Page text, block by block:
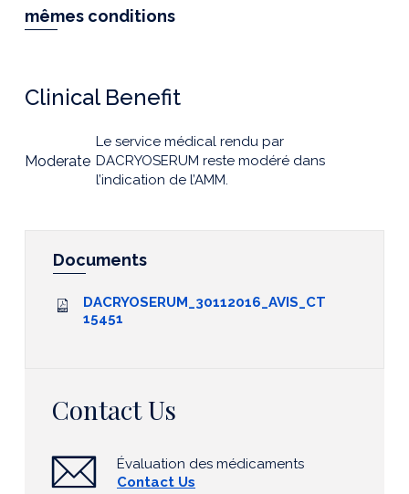
mêmes conditions
Clinical Benefit
Moderate
Le service médical rendu par
DACRYOSERUM reste modéré dans
l’indication de l’AMM.
Documents
DACRYOSERUM_30112016_AVIS_CT
15451
Contact Us
Évaluation des médicaments
Contact Us